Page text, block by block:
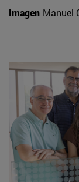
Imagen Manuel